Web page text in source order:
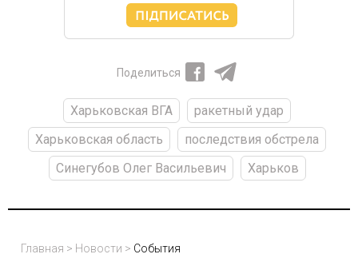
Поделиться
Харьковская ВГА
ракетный удар
Харьковская область
последствия обстрела
Синегубов Олег Васильевич
Харьков
Главная > Новости > События